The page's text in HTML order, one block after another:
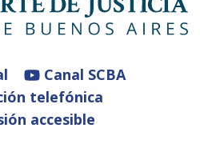
Canal SCBA
telefónica
accesible